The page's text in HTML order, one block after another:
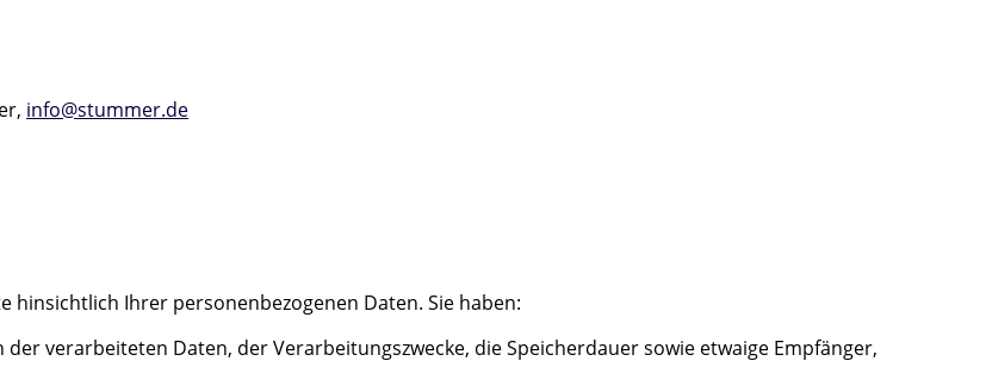
info@stummer.de
hinsichtlich Ihrer personenbezogenen Daten. Sie haben:
verarbeiteten Daten, der Verarbeitungszwecke, die Speicherdauer sowie etwaige Empfänger,